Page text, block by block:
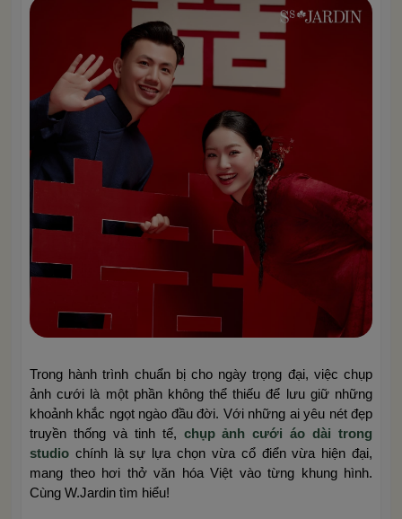
Trong hành trình chuẩn bị cho ngày trọng đại, việc chụp
ảnh cưới là một phần không thể thiếu để lưu giữ những
khoảnh khắc ngọt ngào đầu đời. Với những ai yêu nét đẹp
truyền thống và tinh tế, chụp ảnh cưới áo dài trong
studio chính là sự lựa chọn vừa cổ điển vừa hiện đại,
mang theo hơi thở văn hóa Việt vào từng khung hình.
Cùng W.Jardin tìm hiểu!